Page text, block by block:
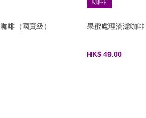
啡（國寶級） 果蜜處理滴濾咖啡
HK$ 49.00